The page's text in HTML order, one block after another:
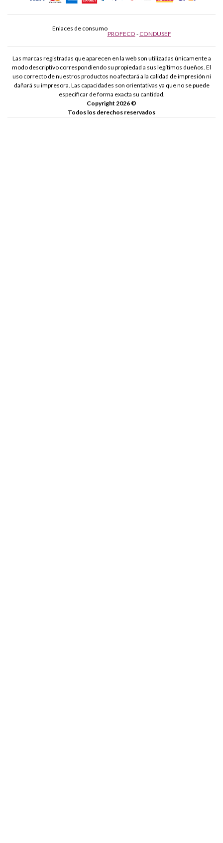
Enlaces de consumo
PROFECO - CONDUSEF
Las marcas registradas que aparecen en la web son utilizadas únicamente a
modo descriptivo correspondiendo su propiedad a sus legítimos dueños. El
uso correcto de nuestros productos no afectará a la calidad de impresión ni
dañará su impresora. Las capacidades son orientativas ya que no se puede
especificar de forma exacta su cantidad.
Copyright 2026 ©
Todos los derechos reservados